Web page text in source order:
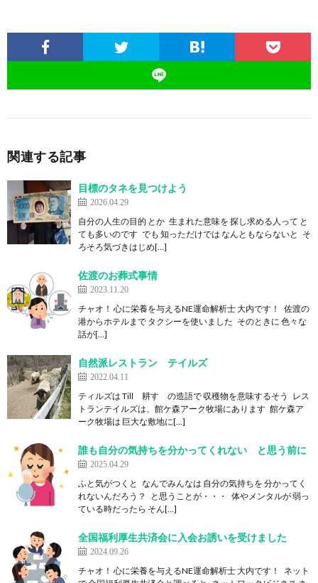
関連する記事
目標のタネを見つけよう
2026.04.29
自分の人生の目的 とか 生まれた意味を 探し求める人って と
ても多いのです でも 知っただけでは なんともならないと そ
ろそろ気づきはじめ[…]
佐渡のお葬式事情
2023.11.20
チャオ！ 心に栄養を与えるNE運命解析士 大内です！ 佐渡の
港からホテルまで タクシーを使いました そのときに 色々な
話が[…]
自然派レストラン テイルズ
2022.04.11
ティルズは Till 耕す の造語で 収穫物を意味するそう レス
トランテイルズは、館ケ森アーク牧場にあります 館ケ森ア
ーク牧場は 巨大な敷地に[…]
誰も自分の気持ちを分かってくれない と思う前に
2025.04.29
ふと気がつくと なんでみんなは 自分の気持ちを 分かってく
れないんだろう？ と思うことが・・・ 体やメンタルが 弱っ
ている時だったら そん[…]
全国福利厚生共済会に入会お誘いを受けました
2024.09.26
チャオ！ 心に栄養を与えるNE運命解析士 大内です！ ネット